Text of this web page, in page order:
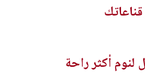
لنوم أكثر راحة